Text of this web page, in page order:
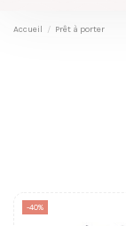
Accueil Prêt à porter
-40%